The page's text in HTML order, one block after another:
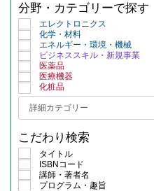
分野・カテゴリーで探す
エレクトロニクス
化学・材料
エネルギー・環境・機械
ビジネススキル・新規事業
医薬品
医療機器
化粧品
こだわり検索
タイトル
ISBNコード
講師・著者名
プログラム・趣旨